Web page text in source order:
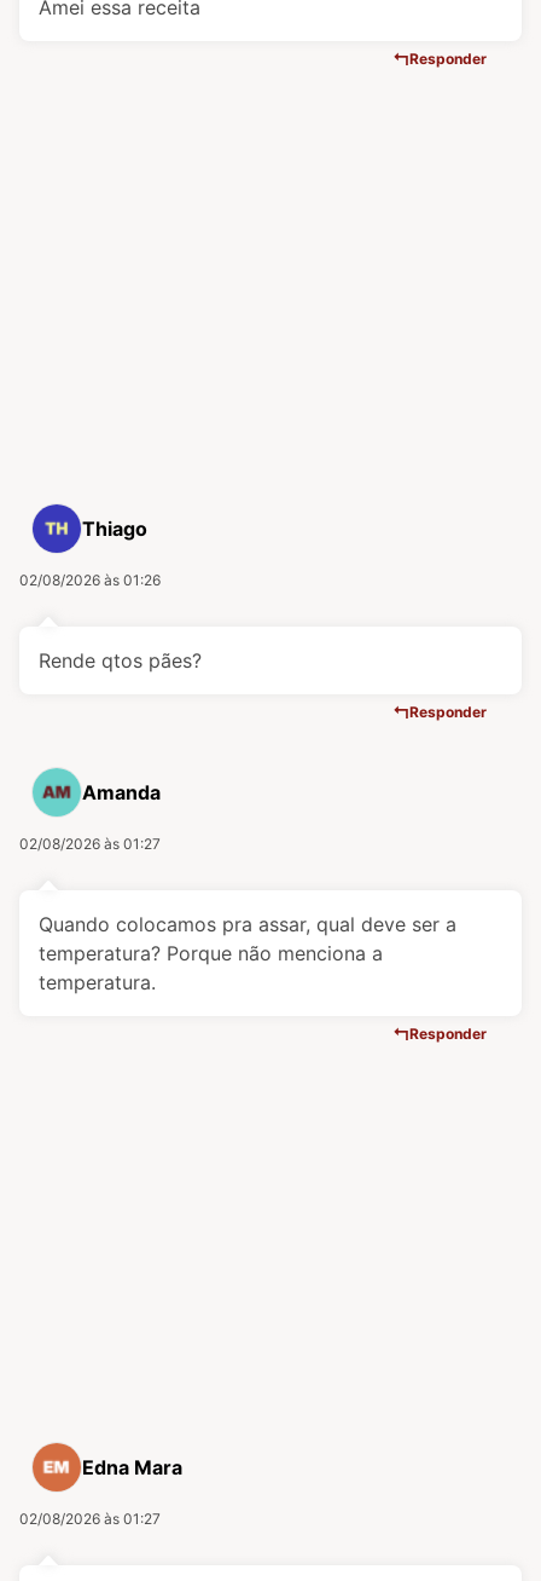
Amei essa receita
Responder
Thiago
02/08/2026 às 01:26
Rende qtos pães?
Responder
Amanda
02/08/2026 às 01:27
Quando colocamos pra assar, qual deve ser a
temperatura? Porque não menciona a
temperatura.
Responder
Edna Mara
02/08/2026 às 01:27